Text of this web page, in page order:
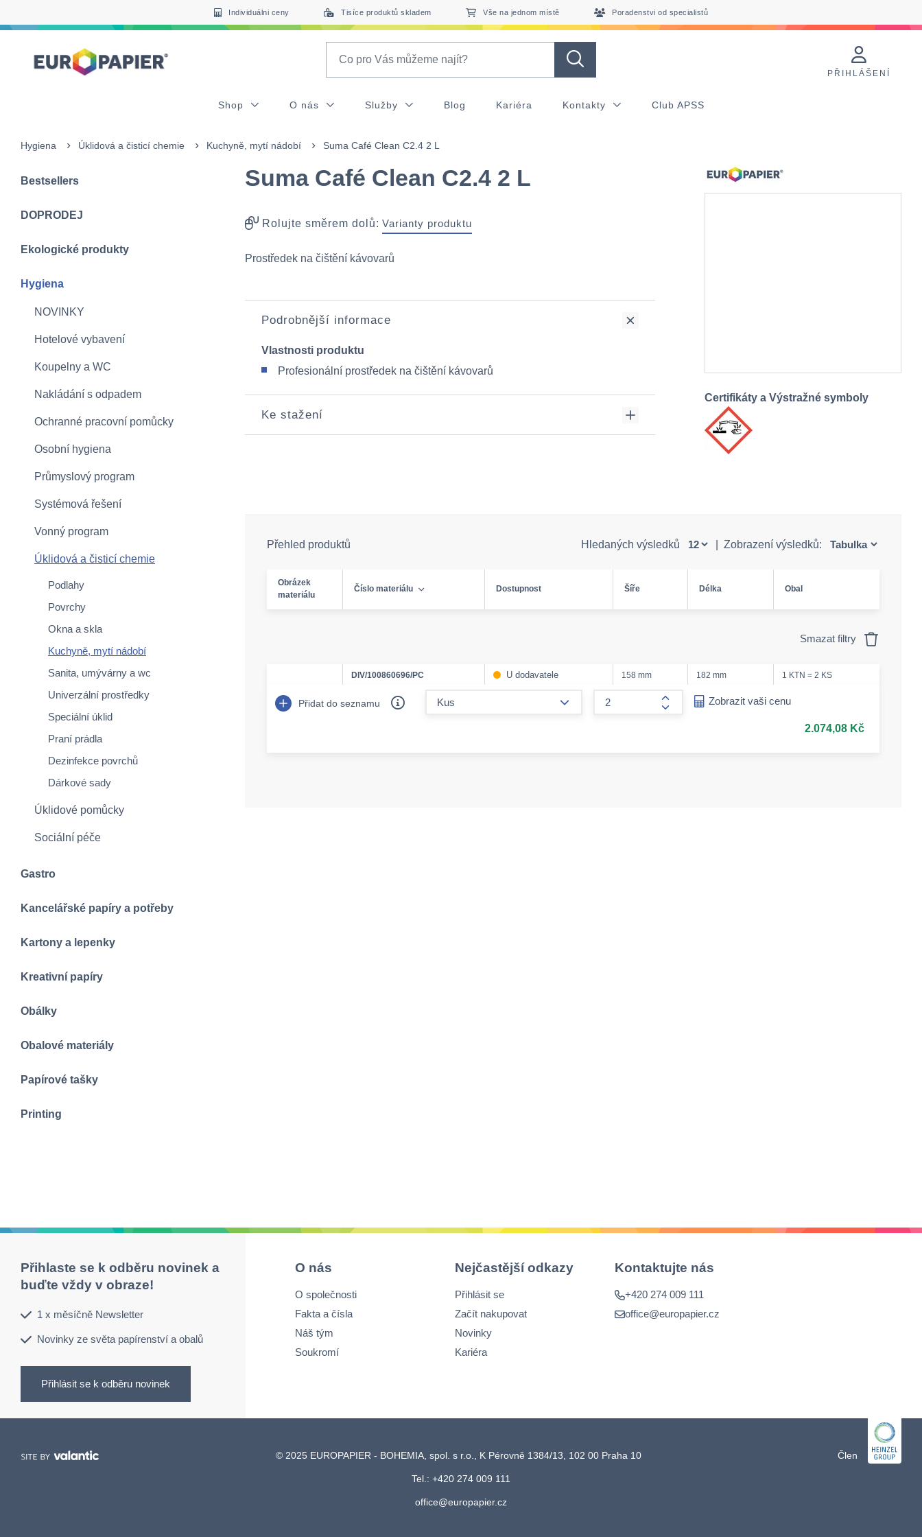
Individuálni ceny Tisíce produktů skladem Vše na jednom místě Poradenstvi od specialistů
PŘIHLÁŠENÍ
Shop O nás Služby Blog Kariéra Kontakty Club APSS
Hygiena Úklidová a čisticí chemie Kuchyně, mytí nádobí Suma Café Clean C2.4 2 L
Bestsellers
DOPRODEJ
Ekologické produkty
Hygiena
NOVINKY
Hotelové vybavení
Koupelny a WC
Nakládání s odpadem
Ochranné pracovní pomůcky
Osobní hygiena
Průmyslový program
Systémová řešení
Vonný program
Úklidová a čisticí chemie
Podlahy
Povrchy
Okna a skla
Kuchyně, mytí nádobí
Sanita, umývárny a wc
Univerzální prostředky
Speciální úklid
Praní prádla
Dezinfekce povrchů
Dárkové sady
Úklidové pomůcky
Sociální péče
Gastro
Kancelářské papíry a potřeby
Kartony a lepenky
Kreativní papíry
Obálky
Obalové materiály
Papírové tašky
Printing
Suma Café Clean C2.4 2 L
Rolujte směrem dolů: Varianty produktu
Prostředek na čištění kávovarů
Podrobnější informace
Vlastnosti produktu
Profesionální prostředek na čištění kávovarů
Ke stažení
Certifikáty a Výstražné symboly
Přehled produktů Hledaných výsledků Zobrazení výsledků:
Obrázek
materiálu
Číslo materiálu Dostupnost Šíře Délka Obal
Smazat filtry
DIV/100860696/PC U dodavatele 158 mm 182 mm 1 KTN = 2 KS
Přidat do seznamu
form.increase-amount
Zobrazit vaši cenu
2.074,08 Kč
Přihlaste se k odběru novinek a
buďte vždy v obraze!
1 x měsíčně Newsletter
Novinky ze světa papírenství a obalů
Přihlásit se k odběru novinek
O nás
O společnosti
Fakta a čísla
Náš tým
Soukromí
Nejčastější odkazy
Přihlásit se
Začít nakupovat
Novinky
Kariéra
Kontaktujte nás
+420 274 009 111
office@europapier.cz
© 2025 EUROPAPIER - BOHEMIA, spol. s r.o., K Pérovně 1384/13, 102 00 Praha 10
Tel.: +420 274 009 111
office@europapier.cz
Člen